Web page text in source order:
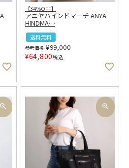
【34％OFF】
アニヤハインドマーチ ANYA
HINDMA…
送料無料
参考価格 ¥99,000
¥64,800税込